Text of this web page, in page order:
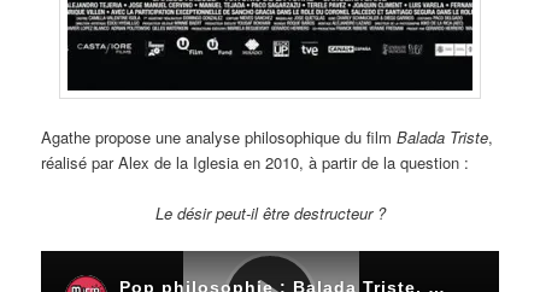
Agathe propose une analyse philosophique du filmBalada Triste,
réalisé par Alex de la Iglesia en 2010, à partir de la question :
Le désir peut-il être destructeur ?